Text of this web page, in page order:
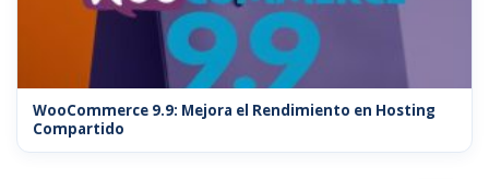
WooCommerce 9.9: Mejora el Rendimiento en Hosting
Compartido